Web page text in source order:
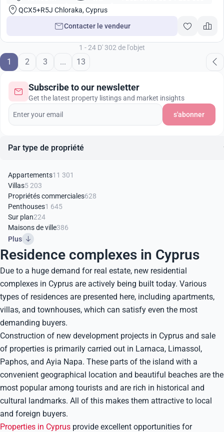
QCX5+R5J Chloraka, Cyprus
Contacter le vendeur
1 - 24 D' 302 de l'objet
1 2 3 ... 13
Subscribe to our newsletter
Get the latest property listings and market insights
s'abonner
Par type de propriété
Appartements11 301
Villas5 203
Propriétés commerciales628
Penthouses1 645
Sur plan224
Maisons de ville386
Plus
Residence complexes in Cyprus
Due to a huge demand for real estate, new residential
complexes in Cyprus are actively being built today. Various
types of residences are presented here, including apartments,
villas, and townhouses, which can satisfy even the most
demanding buyers.
Construction of new development projects in Cyprus and sale
of properties is primarily carried out in Larnaca, Limassol,
Paphos, and Ayia Napa. These parts of the island with a
convenient geographical location and beautiful beaches are the
most popular among tourists and are rich in historical and
cultural landmarks. All of this makes them attractive to local
and foreign buyers.
Properties in Cyprus provide excellent opportunities for